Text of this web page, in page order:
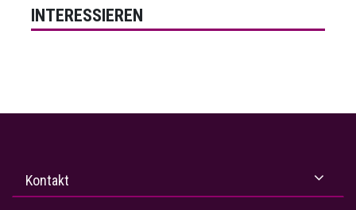
INTERESSIEREN
Kontakt